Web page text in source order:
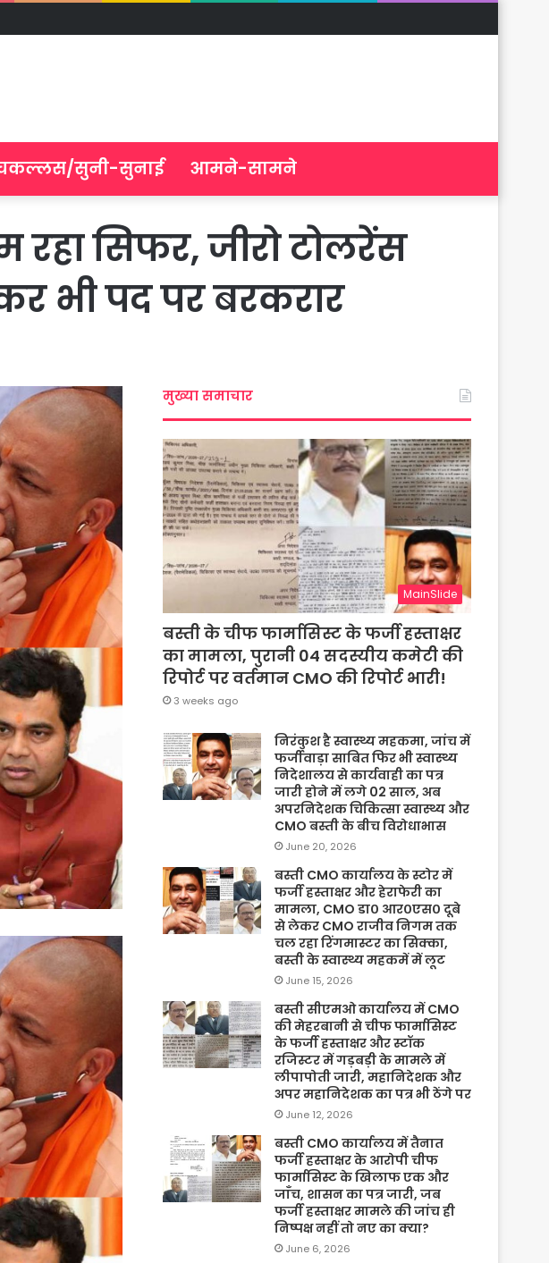
सुनी-सुनाई आमने-सामने
रहा सिफर, जीरो टोलरेंस
भी पद पर बरकरार
मुख्या समाचार
MainSlide
बस्ती के चीफ फार्मासिस्ट के फर्जी हस्ताक्षर
का मामला, पुरानी 04 सदस्यीय कमेटी की
रिपोर्ट पर वर्तमान CMO की रिपोर्ट भारी!
3 weeks ago
निरंकुश है स्वास्थ्य महकमा, जांच में
फर्जीवाड़ा साबित फिर भी स्वास्थ्य
निदेशालय से कार्यवाही का पत्र
जारी होने में लगे 02 साल, अब
अपरनिदेशक चिकित्सा स्वास्थ्य और
CMO बस्ती के बीच विरोधाभास
June 20, 2026
बस्ती CMO कार्यालय के स्टोर में
फर्जी हस्ताक्षर और हेराफेरी का
मामला, CMO डा० आर०एस० दूबे
से लेकर CMO राजीव निगम तक
चल रहा रिंगमास्टर का सिक्का,
बस्ती के स्वास्थ्य महकमें में लूट
June 15, 2026
बस्ती सीएमओ कार्यालय में CMO
की मेहरबानी से चीफ फार्मासिस्ट
के फर्जी हस्ताक्षर और स्टॉक
रजिस्टर में गड़बड़ी के मामले में
लीपापोती जारी, महानिदेशक और
अपर महानिदेशक का पत्र भी ठेंगे पर
June 12, 2026
बस्ती CMO कार्यालय में तैनात
फर्जी हस्ताक्षर के आरोपी चीफ
फार्मासिस्ट के खिलाफ एक और
जाँच, शासन का पत्र जारी, जब
फर्जी हस्ताक्षर मामले की जांच ही
निष्पक्ष नहीं तो नए का क्या?
June 6, 2026